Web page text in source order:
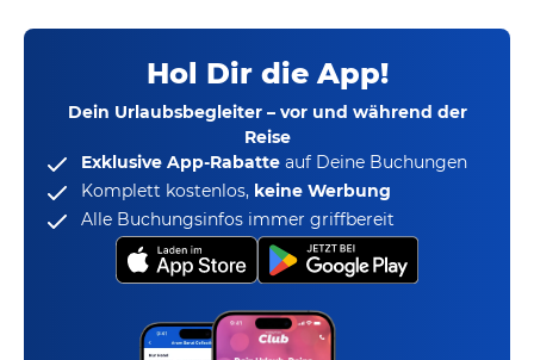
Hol Dir die App!
Dein Urlaubsbegleiter – vor und während der
Reise
Exklusive App-Rabatte auf Deine Buchungen
Komplett kostenlos, keine Werbung
Alle Buchungsinfos immer griffbereit